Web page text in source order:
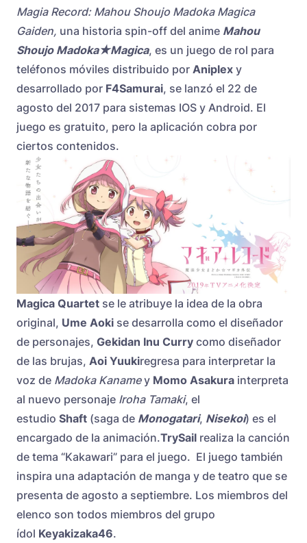
Magia Record: Mahou Shoujo Madoka Magica
Gaiden, una historia spin-off del anime Mahou
Shoujo Madoka★Magica, es un juego de rol para
teléfonos móviles distribuido por Aniplex y
desarrollado por F4Samurai, se lanzó el 22 de
agosto del 2017 para sistemas IOS y Android. El
juego es gratuito, pero la aplicación cobra por
ciertos contenidos.
Magica Quartet se le atribuye la idea de la obra
original, Ume Aoki se desarrolla como el diseñador
de personajes, Gekidan Inu Curry como diseñador
de las brujas, Aoi Yuukiregresa para interpretar la
voz de Madoka Kanamey Momo Asakura interpreta
al nuevo personaje Iroha Tamaki, el
estudio Shaft (saga de Monogatari, Nisekoi) es el
encargado de la animación.TrySail realiza la canción
de tema “Kakawari” para el juego. El juego también
inspira una adaptación de manga y de teatro que se
presenta de agosto a septiembre. Los miembros del
elenco son todos miembros del grupo
ídol Keyakizaka46.